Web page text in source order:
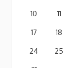
10
11
17
18
24
25